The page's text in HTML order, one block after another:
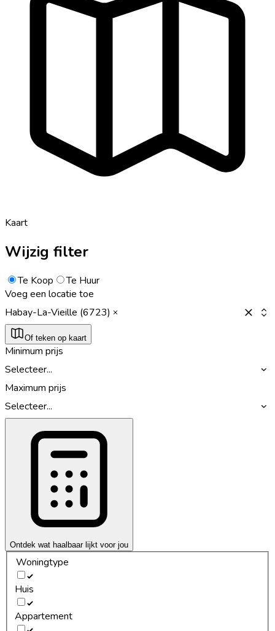
Kaart
Wijzig filter
Te Koop
Te Huur
Voeg een locatie toe
Habay-La-Vieille (6723)
Of teken op kaart
Minimum prijs
Selecteer...
Maximum prijs
Selecteer...
Ontdek wat haalbaar lijkt voor jou
Woningtype
Huis
Appartement